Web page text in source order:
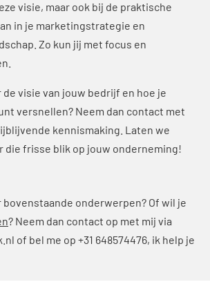
visie, maar ook bij de praktische
in je marketingstrategie en
Zo kun jij met focus en
visie van jouw bedrijf en hoe je
versnellen? Neem dan contact met
kennismaking. Laten we
die frisse blik op jouw onderneming!
bovenstaande onderwerpen? Of wil je
? Neem dan contact op met mij via
of bel me op +31 648574476, ik help je